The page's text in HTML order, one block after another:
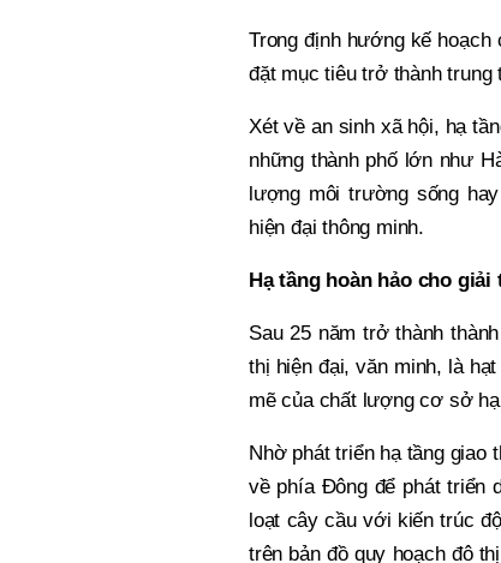
Trong định hướng kế hoạch
đặt mục tiêu trở thành trung
Xét về an sinh xã hội, hạ
những thành phố lớn như
lượng môi trường sống
hiện đại thông minh.
Hạ tầng hoàn hảo cho
Sau 25 năm trở thành
thị hiện đại, văn minh, là
mẽ của chất lượng cơ sở
Nhờ phát triển hạ tầng giao
về phía Đông để phát triển
loạt cây cầu với kiến trúc
trên bản đồ quy hoạch đô